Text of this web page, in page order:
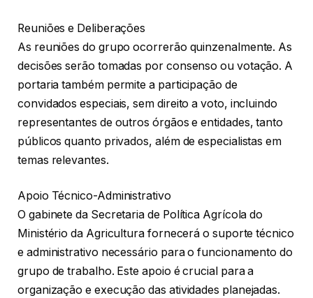
Reuniões e Deliberações
As reuniões do grupo ocorrerão quinzenalmente. As
decisões serão tomadas por consenso ou votação. A
portaria também permite a participação de
convidados especiais, sem direito a voto, incluindo
representantes de outros órgãos e entidades, tanto
públicos quanto privados, além de especialistas em
temas relevantes.
Apoio Técnico-Administrativo
O gabinete da Secretaria de Política Agrícola do
Ministério da Agricultura fornecerá o suporte técnico
e administrativo necessário para o funcionamento do
grupo de trabalho. Este apoio é crucial para a
organização e execução das atividades planejadas.